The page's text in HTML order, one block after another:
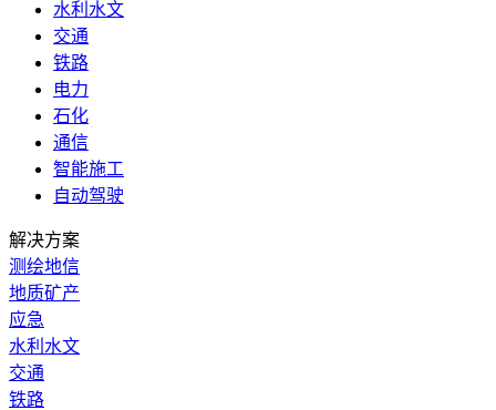
水利水文
交通
铁路
电力
石化
通信
智能施工
自动驾驶
解决方案
测绘地信
地质矿产
应急
水利水文
交通
铁路